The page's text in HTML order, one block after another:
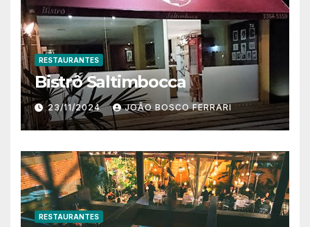
RESTAURANTES
Bistrô Saltimbocca
23/11/2024 JOÃO BOSCO FERRARI
RESTAURANTES